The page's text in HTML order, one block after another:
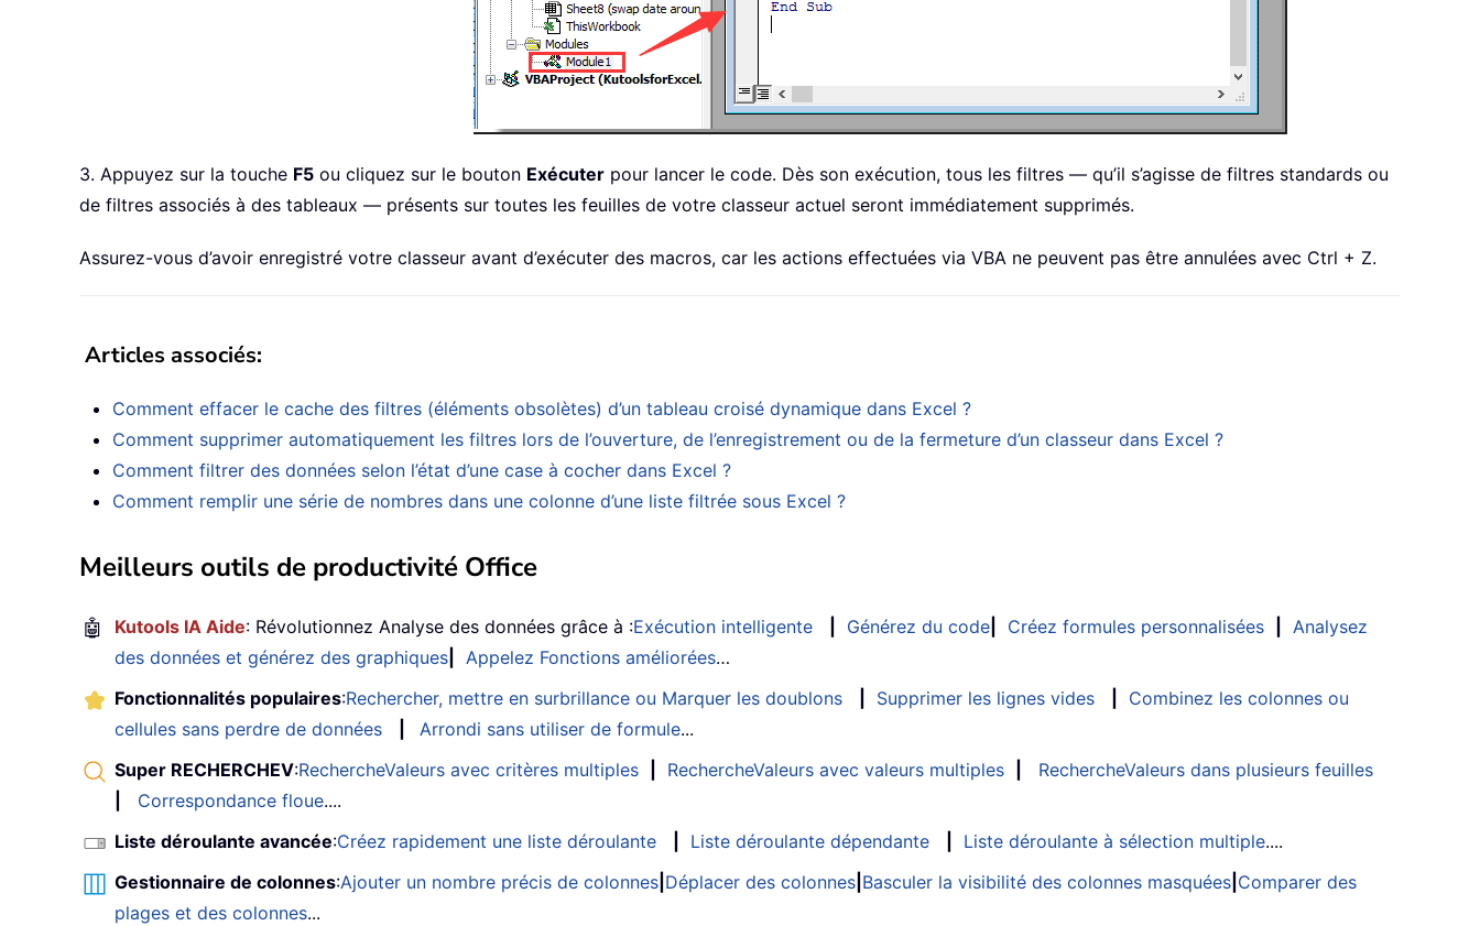
3. Appuyez sur la touche F5 ou cliquez sur le bouton Exécuter pour lancer le code. Dès son exécution, tous les filtres — qu’il s’agisse de filtres standards ou
de filtres associés à des tableaux — présents sur toutes les feuilles de votre classeur actuel seront immédiatement supprimés.
Assurez-vous d’avoir enregistré votre classeur avant d’exécuter des macros, car les actions effectuées via VBA ne peuvent pas être annulées avec Ctrl + Z.
Articles associés:
Comment effacer le cache des filtres (éléments obsolètes) d’un tableau croisé dynamique dans Excel ?
Comment supprimer automatiquement les filtres lors de l’ouverture, de l’enregistrement ou de la fermeture d’un classeur dans Excel ?
Comment filtrer des données selon l’état d’une case à cocher dans Excel ?
Comment remplir une série de nombres dans une colonne d’une liste filtrée sous Excel ?
Meilleurs outils de productivité Office
🤖 Kutools IA Aide: Révolutionnez Analyse des données grâce à :Exécution intelligente Générez du code Créez formules personnalisées
Analysez
des données et générez des graphiques
Appelez Fonctions améliorées…
Fonctionnalités populaires:Rechercher, mettre en surbrillance ou Marquer les doublons Supprimer les lignes vides
Combinez les colonnes ou
cellules sans perdre de données
Arrondi sans utiliser de formule...
Super RECHERCHEV:RechercheValeurs avec critères multiples RechercheValeurs avec valeurs multiples
RechercheValeurs dans plusieurs feuilles
Correspondance floue....
Liste déroulante avancée:Créez rapidement une liste déroulante Liste déroulante dépendante Liste déroulante à sélection multiple....
Gestionnaire de colonnes:Ajouter un nombre précis de colonnes Déplacer des colonnes Basculer la visibilité des colonnes masquées Comparer des
plages et des colonnes...